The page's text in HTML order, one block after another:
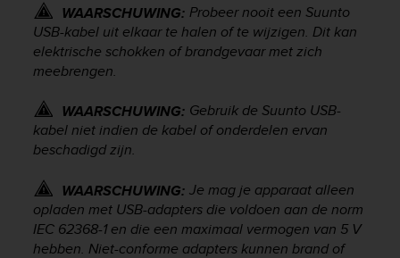
WAARSCHUWING: Probeer nooit een Suunto
USB-kabel uit elkaar te halen of te wijzigen. Dit kan
elektrische schokken of brandgevaar met zich
meebrengen.
WAARSCHUWING: Gebruik de Suunto USB-
kabel niet indien de kabel of onderdelen ervan
beschadigd zijn.
WAARSCHUWING: Je mag je apparaat alleen
opladen met USB-adapters die voldoen aan de norm
IEC 62368-1 en die een maximaal vermogen van 5 V
hebben. Niet-conforme adapters kunnen brand of